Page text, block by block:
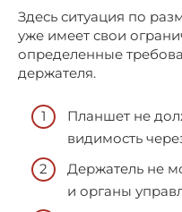
Здесь ситуация по
уже имеет свои
определенные
держателя.
Планшет не
видимость
Держатель не
и органы